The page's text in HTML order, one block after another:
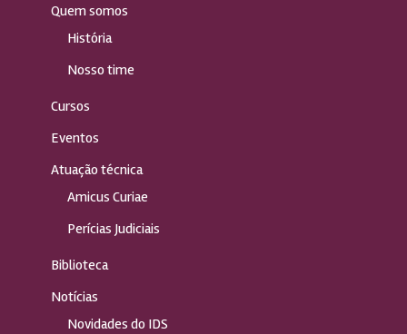
Quem somos
História
Nosso time
Cursos
Eventos
Atuação técnica
Amicus Curiae
Perícias Judiciais
Biblioteca
Notícias
Novidades do IDS